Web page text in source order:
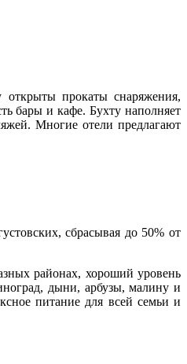
прокаты снаряжения,
бары и кафе. Бухту наполняет
Многие отели предлагают
сбрасывая до 50% от
районах, хороший уровень
дыни, арбузы, малину и
питание для всей семьи и